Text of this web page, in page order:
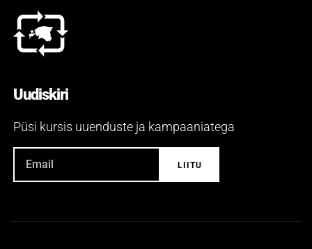
Uudiskiri
Püsi kursis uuenduste ja kampaaniatega